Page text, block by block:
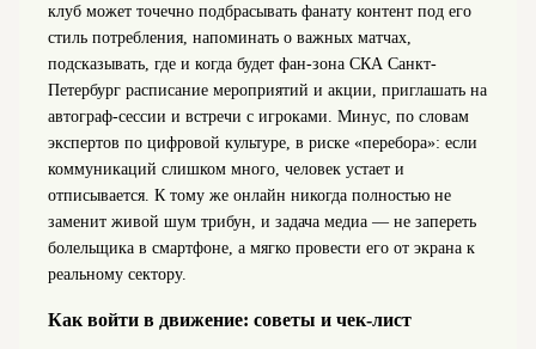
клуб может точечно подбрасывать фанату контент под его
стиль потребления, напоминать о важных матчах,
подсказывать, где и когда будет фан-зона СКА Санкт-
Петербург расписание мероприятий и акции, приглашать на
автограф-сессии и встречи с игроками. Минус, по словам
экспертов по цифровой культуре, в риске «перебора»: если
коммуникаций слишком много, человек устает и
отписывается. К тому же онлайн никогда полностью не
заменит живой шум трибун, и задача медиа — не запереть
болельщика в смартфоне, а мягко провести его от экрана к
реальному сектору.
Как войти в движение: советы и чек‑лист